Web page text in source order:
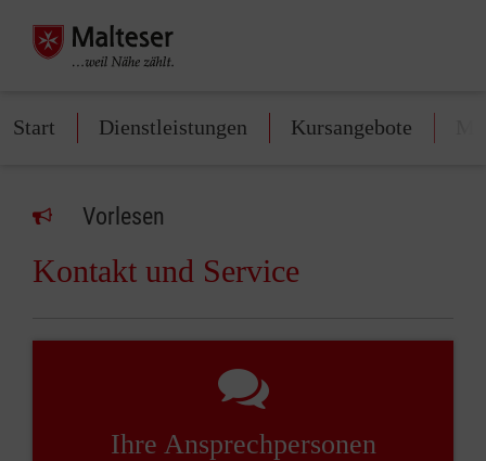
Start Dienstleistungen Kursangebote
Vorlesen
Kontakt und Service
Ihre Ansprechpersonen